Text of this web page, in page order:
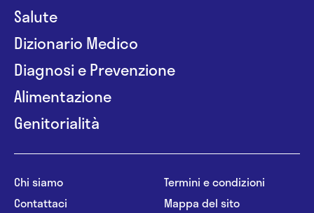
Salute
Dizionario Medico
Diagnosi e Prevenzione
Alimentazione
Genitorialità
Chi siamo
Contattaci
Termini e condizioni
Mappa del sito